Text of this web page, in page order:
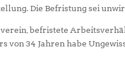
Die Befristung sei
befristete
von 34 Jahren habe